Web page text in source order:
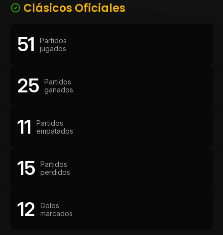
Clásicos Oficiales
51
Partidos
jugados
25
Partidos
ganados
11
Partidos
empatados
15
Partidos
perdidos
12
Goles
marcados